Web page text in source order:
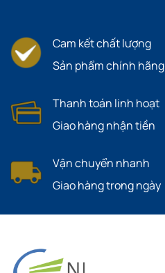
Cam kết chất lượng
Sản phẩm chính hãng
Thanh toán linh hoạt
Giao hàng nhận tiền
Vận chuyển nhanh
Giao hàng trong ngày